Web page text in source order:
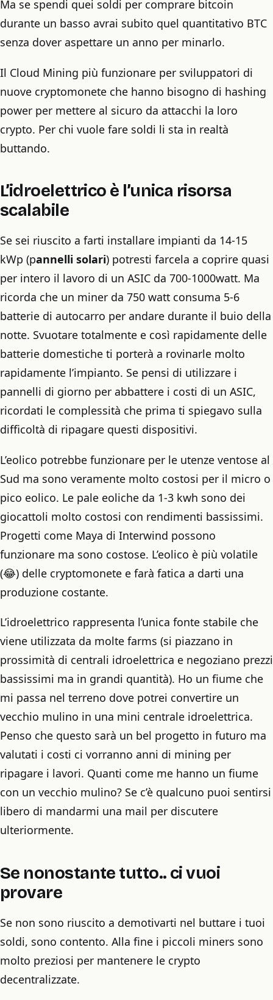
Ma se spendi quei soldi per comprare bitcoin
durante un basso avrai subito quel quantitativo BTC
senza dover aspettare un anno per minarlo.
Il Cloud Mining più funzionare per sviluppatori di
nuove cryptomonete che hanno bisogno di hashing
power per mettere al sicuro da attacchi la loro
crypto. Per chi vuole fare soldi li sta in realtà
buttando.
L’idroelettrico è l’unica risorsa
scalabile
Se sei riuscito a farti installare impianti da 14-15
kWp (pannelli solari) potresti farcela a coprire quasi
per intero il lavoro di un ASIC da 700-1000watt. Ma
ricorda che un miner da 750 watt consuma 5-6
batterie di autocarro per andare durante il buio della
notte. Svuotare totalmente e così rapidamente delle
batterie domestiche ti porterà a rovinarle molto
rapidamente l’impianto. Se pensi di utilizzare i
pannelli di giorno per abbattere i costi di un ASIC,
ricordati le complessità che prima ti spiegavo sulla
difficoltà di ripagare questi dispositivi.
L’eolico potrebbe funzionare per le utenze ventose al
Sud ma sono veramente molto costosi per il micro o
pico eolico. Le pale eoliche da 1-3 kwh sono dei
giocattoli molto costosi con rendimenti bassissimi.
Progetti come Maya di Interwind possono
funzionare ma sono costose. L’eolico è più volatile
(😂) delle cryptomonete e farà fatica a darti una
produzione costante.
L’idroelettrico rappresenta l’unica fonte stabile che
viene utilizzata da molte farms (si piazzano in
prossimità di centrali idroelettrica e negoziano prezzi
bassissimi ma in grandi quantità). Ho un fiume che
mi passa nel terreno dove potrei convertire un
vecchio mulino in una mini centrale idroelettrica.
Penso che questo sarà un bel progetto in futuro ma
valutati i costi ci vorranno anni di mining per
ripagare i lavori. Quanti come me hanno un fiume
con un vecchio mulino? Se c’è qualcuno puoi sentirsi
libero di mandarmi una mail per discutere
ulteriormente.
Se nonostante tutto.. ci vuoi
provare
Se non sono riuscito a demotivarti nel buttare i tuoi
soldi, sono contento. Alla fine i piccoli miners sono
molto preziosi per mantenere le crypto
decentralizzate.